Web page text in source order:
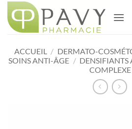
au
contenu
ACCUEIL / DERMATO-
SOINS ANTI-ÂGE / DENSIFIANTS
COMPLEXE